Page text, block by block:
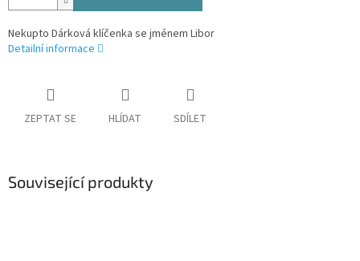
Nekupto Dárková klíčenka se jménem Libor
Detailní informace
ZEPTAT SE HLÍDAT SDÍLET
Související produkty